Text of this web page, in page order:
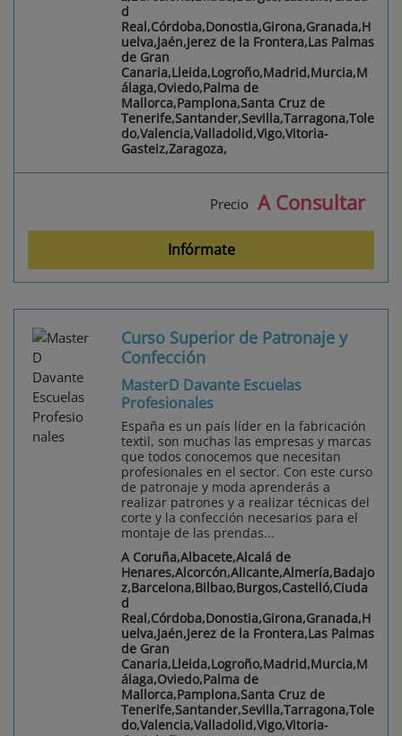
d
Real,Córdoba,Donostia,Girona,Granada,H
uelva,Jaén,Jerez de la Frontera,Las Palmas
de Gran
Canaria,Lleida,Logroño,Madrid,Murcia,M
álaga,Oviedo,Palma de
Mallorca,Pamplona,Santa Cruz de
Tenerife,Santander,Sevilla,Tarragona,Tole
do,Valencia,Valladolid,Vigo,Vitoria-
Gasteiz,Zaragoza,
Precio A Consultar
Infórmate
Curso Superior de Patronaje y
Confección
MasterD Davante Escuelas
Profesionales
España es un país líder en la fabricación
textil, son muchas las empresas y marcas
que todos conocemos que necesitan
profesionales en el sector. Con este curso
de patronaje y moda aprenderás a
realizar patrones y a realizar técnicas del
corte y la confección necesarios para el
montaje de las prendas...
A Coruña,Albacete,Alcalá de
Henares,Alcorcón,Alicante,Almería,Badajo
z,Barcelona,Bilbao,Burgos,Castelló,Ciuda
d
Real,Córdoba,Donostia,Girona,Granada,H
uelva,Jaén,Jerez de la Frontera,Las Palmas
de Gran
Canaria,Lleida,Logroño,Madrid,Murcia,M
álaga,Oviedo,Palma de
Mallorca,Pamplona,Santa Cruz de
Tenerife,Santander,Sevilla,Tarragona,Tole
do,Valencia,Valladolid,Vigo,Vitoria-